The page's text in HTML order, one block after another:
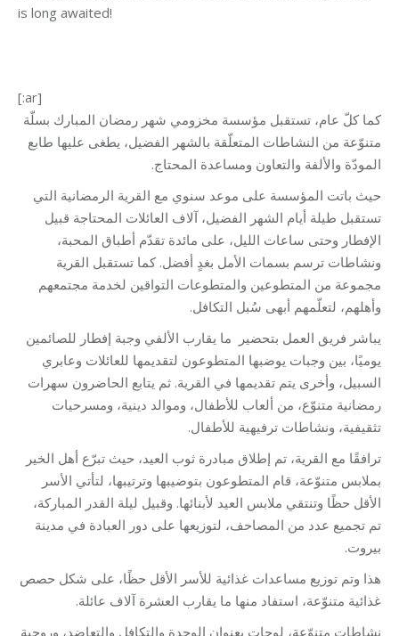
is long awaited!
[:ar]
كما كلّ عام، تستقبل مؤسسة مخزومي شهر رمضان المبارك بسلّة
متنوّعة من النشاطات المتعلّقة بالشهر الفضيل، يطغى عليها طابع
المودّة والألفة والتعاون ومساعدة المحتاج.
حيث باتت المؤسسة على موعد سنوي مع القرية الرمضانية التي
تستقبل طيلة أيام الشهر الفضيل، آلاف العائلات المحتاجة قبيل
الإفطار وحتى ساعات الليل، على مائدة تقدّم أطباق المحبة،
ونشاطات ترسم بسمات الأمل بغدٍ أفضل. كما تستقبل القرية
مجموعة من المتطوعين والمتطوعات التواقين لخدمة مجتمعهم
وأهلهم، لتعلّمهم أبهى سُبل التكافل.
يباشر فريق العمل بتحضير ما يقارب الألفي وجبة إفطار للصائمين
يوميًا، بين وجبات يوضبها المتطوعون لتقديمها للعائلات وعابري
السبيل، وأخرى يتم تقديمها في القرية. ثم يتابع الحاضرون سهرات
رمضانية متنوّع، من ألعاب للأطفال، وموالد دينية، ومسرحيات
تثقيفية، ونشاطات ترفيهية للأطفال.
ترافقًا مع القرية، تم إطلاق مبادرة ثوب العيد، حيث تبرّع أهل الخير
بملابس متنوّعة، قام المتطوعون بتوضيبها وترتيبها، لتأتي الأسر
الأقل حظًا وتنتقي ملابس العيد لأبنائها. وقبيل ليلة القدر المباركة،
تم تجميع عدد من المصاحف، لتوزيعها على دور العبادة في مدينة
بيروت.
هذا وتم توزيع مساعدات غذائية للأسر الأقل حظًا، على شكل حصص
غذائية متنوّعة، استفاد منها ما يقارب العشرة آلاف عائلة.
نشاطات متنوّعة، لوحات بعنوان الوحدة والتكافل والتعاضد، وروحية